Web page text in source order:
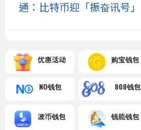
通：比特币迎「振奋讯号」
优惠活动 购宝钱包
NO钱包 808钱包
波币钱包 钱能钱包